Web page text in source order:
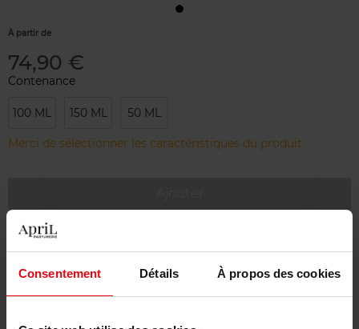
Consentement Détails À propos des cookies
À partir de
74,90 €
Contenance
100 ML 150 ML 50 ML
Merci de sélectionner les caractéristiques du produit.
Livraison gratuite à partir de 55€
Retour gratuit dans votre magasin
Emballage cadeau offert